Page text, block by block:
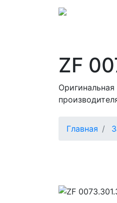
ZF
Оригинальная
Главная